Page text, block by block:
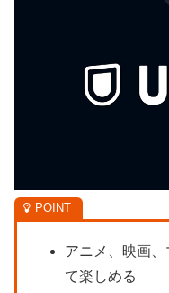
アニメ、映画
て楽しめる